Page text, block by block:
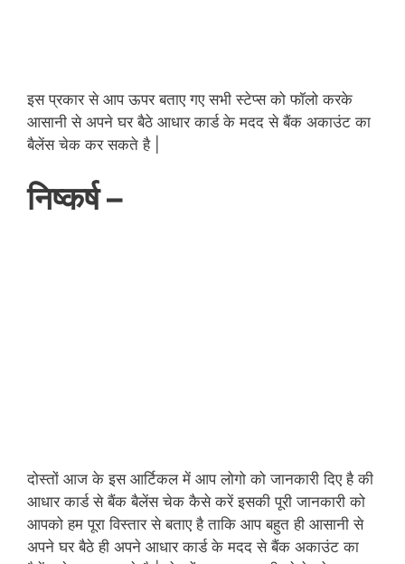
इस प्रकार से आप ऊपर बताए गए सभी स्टेप्स को फॉलो करके
आसानी से अपने घर बैठे आधार कार्ड के मदद से बैंक अकाउंट का
बैलेंस चेक कर सकते है |
निष्कर्ष –
दोस्तों आज के इस आर्टिकल में आप लोगो को जानकारी दिए है की
आधार कार्ड से बैंक बैलेंस चेक कैसे करें इसकी पूरी जानकारी को
आपको हम पूरा विस्तार से बताए है ताकि आप बहुत ही आसानी से
अपने घर बैठे ही अपने आधार कार्ड के मदद से बैंक अकाउंट का